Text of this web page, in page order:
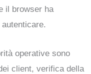
il browser ha
operative sono
client, verifica della